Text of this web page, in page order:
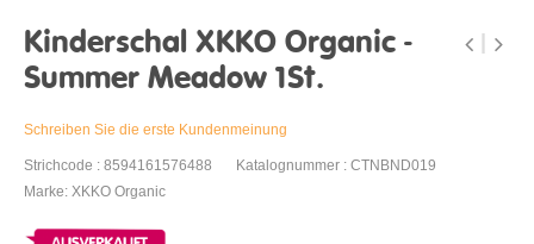
Kinderschal XKKO Organic -
Summer Meadow 1St.
Schreiben Sie die erste Kundenmeinung
Strichcode : 8594161576488
Katalognummer : CTNBND019
Marke: XKKO Organic